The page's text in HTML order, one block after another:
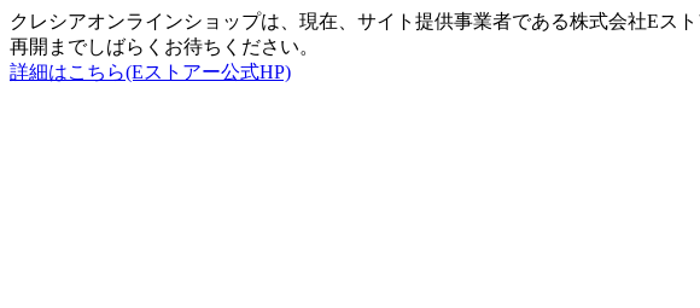
クレシアオンラインショップは、現在、サイト提供事業者である株式会社Eス
再開までしばらくお待ちください。
詳細はこちら(Eストアー公式HP)